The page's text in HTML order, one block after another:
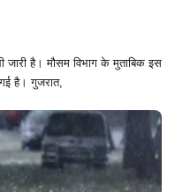
है। मौसम विभाग के मुताबिक इस
है। गुजरात,